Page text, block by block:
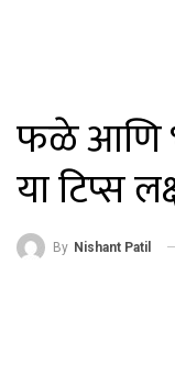
फळे आणि
या टिप्स
By Nishant Patil